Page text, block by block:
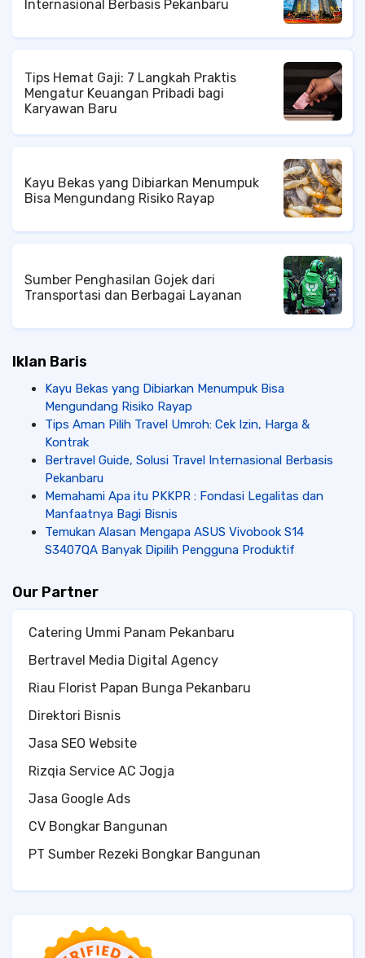
Internasional Berbasis Pekanbaru
Tips Hemat Gaji: 7 Langkah Praktis
Mengatur Keuangan Pribadi bagi
Karyawan Baru
Kayu Bekas yang Dibiarkan Menumpuk
Bisa Mengundang Risiko Rayap
Sumber Penghasilan Gojek dari
Transportasi dan Berbagai Layanan
Iklan Baris
Kayu Bekas yang Dibiarkan Menumpuk Bisa
Mengundang Risiko Rayap
Tips Aman Pilih Travel Umroh: Cek Izin, Harga &
Kontrak
Bertravel Guide, Solusi Travel Internasional Berbasis
Pekanbaru
Memahami Apa itu PKKPR : Fondasi Legalitas dan
Manfaatnya Bagi Bisnis
Temukan Alasan Mengapa ASUS Vivobook S14
S3407QA Banyak Dipilih Pengguna Produktif
Our Partner
Catering Ummi Panam Pekanbaru
Bertravel Media Digital Agency
Riau Florist Papan Bunga Pekanbaru
Direktori Bisnis
Jasa SEO Website
Rizqia Service AC Jogja
Jasa Google Ads
CV Bongkar Bangunan
PT Sumber Rezeki Bongkar Bangunan